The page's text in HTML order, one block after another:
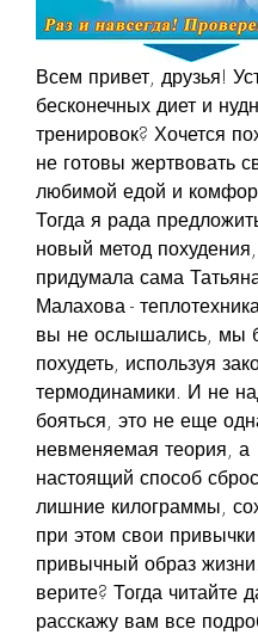
Всем привет, друзья!
бесконечных диет и
тренировок? Хочется
не готовы жертвовать
любимой едой и
Тогда я рада
новый метод
придумала сама
Малахова -
вы не ослышались, мы
похудеть, используя
термодинамики. И не
бояться, это не еще
невменяемая теория, а
настоящий способ
лишние килограммы,
при этом свои
привычный образ
верите? Тогда читайте
расскажу вам все